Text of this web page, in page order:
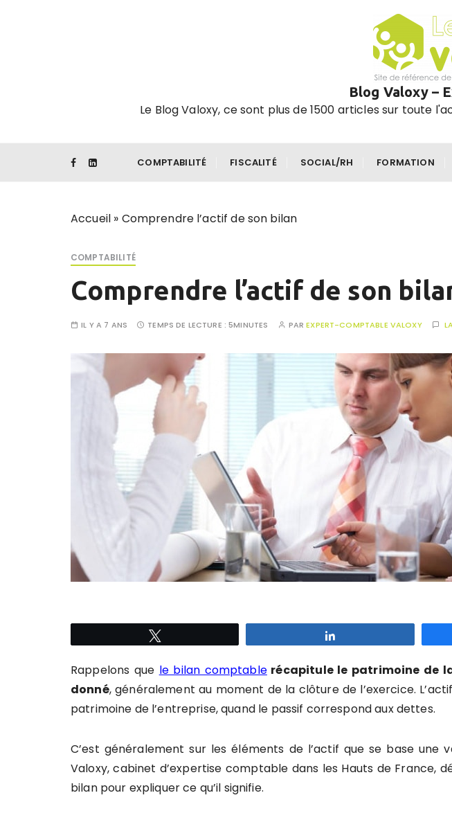
Blog Valoxy –
Le Blog Valoxy, ce sont plus de 1500 articles sur toute
COMPTABILITÉ FISCALITÉ SOCIAL/RH FORMATION
Accueil » Comprendre l’actif de son bilan
COMPTABILITÉ
Comprendre l’actif de son
IL Y A 7 ANS TEMPS DE LECTURE :5MINUTES PAREXPERT-COMPTABLE VALOXY
Rappelons que le bilan comptablerécapitule le patrimoine de
donné, généralement au moment de la clôture de l’exercice.
patrimoine de l’entreprise, quand le passif correspond aux dettes.
C’est généralement sur les éléments de l’actif que se base une
Valoxy,cabinet d’expertise comptable dans les Hauts de France,
bilan pour expliquer ce qu’il signifie.